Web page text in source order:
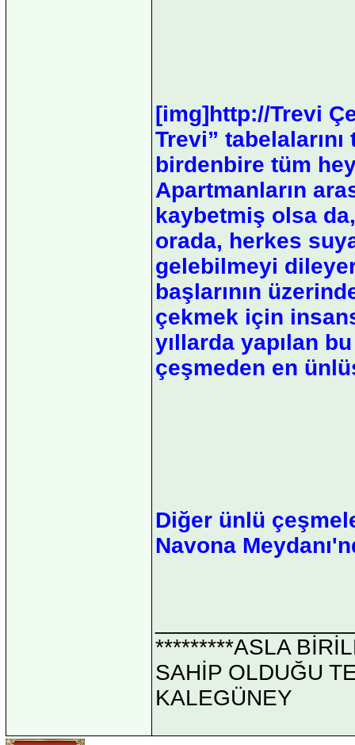
[img]http://Trevi
Trevi”
birdenbire tüm
Apartmanların
kaybetmiş olsa
orada, herkes
gelebilmeyi
başlarının
çekmek için
yıllarda yapılan
çeşmeden en
Diğer ünlü
Navona
*********ASLA
SAHİP OLDUĞU
KALEGÜNEY